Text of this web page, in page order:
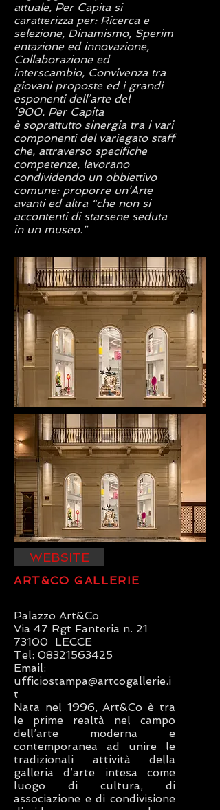
attuale, Per Capita si
caratterizza per: Ricerca e
selezione, Dinamismo, Sperim
entazione ed innovazione,
Collaborazione ed
interscambio, Convivenza tra
giovani proposte ed i grandi
esponenti dell’arte del
‘900. Per Capita
è soprattutto sinergia tra i vari
componenti del variegato staff
che, attraverso specifiche
competenze, lavorano
condividendo un obbiettivo
comune: proporre un’Arte
avanti ed altra “che non si
accontenti di starsene seduta
in un museo.”
WEBSITE
ART&CO GALLERIE
Palazzo Art&Co
Via 47 Rgt Fanteria n. 21
73100 LECCE
Tel: 08321563425
Email:
ufficiostampa@artcogallerie.i
t
Nata nel 1996, Art&Co è tra
le prime realtà nel campo
dell’arte moderna e
contemporanea ad unire le
tradizionali attività della
galleria d’arte intesa come
luogo di cultura, di
associazione e di condivisione